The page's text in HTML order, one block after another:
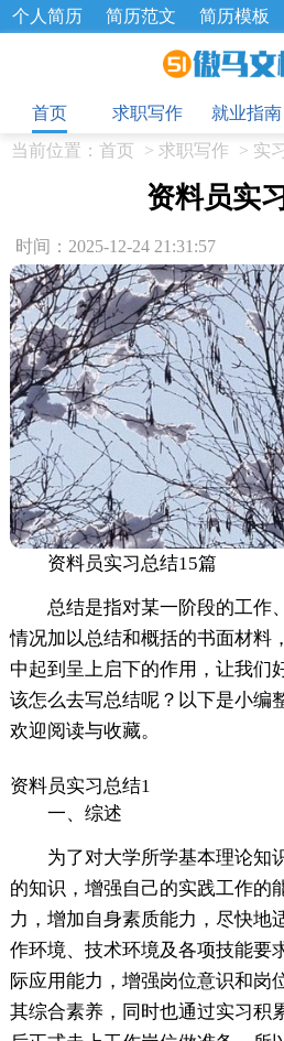
个人简历 简历范文 简历模板
招聘选拔 绩效考核
工作总结
辞职报告
首页
求职写作 就业指南
当前位置： 首页 > 求职写作 > 实
资料员实
时间：2025-12-24 21:31:57
资料员实习总结15篇
总结是指对某一阶段的工作
情况加以总结和概括的书面材料
中起到呈上启下的作用，让我们
该怎么去写总结呢？以下是小编
欢迎阅读与收藏。
资料员实习总结1
一、综述
为了对大学所学基本理论知
的知识，增强自己的实践工作的
力，增加自身素质能力，尽快地
作环境、技术环境及各项技能要
际应用能力，增强岗位意识和岗
其综合素养，同时也通过实习积